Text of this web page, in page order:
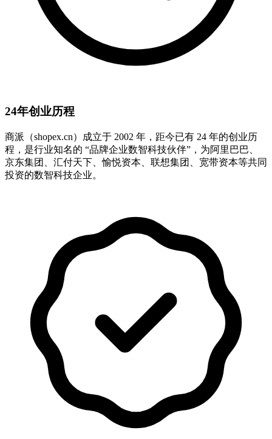
24年创业历程
商派（shopex.cn）成立于 2002 年，距今已有 24 年的创业历
程，是行业知名的 “品牌企业数智科技伙伴”，为阿里巴巴、
京东集团、汇付天下、愉悦资本、联想集团、宽带资本等共同
投资的数智科技企业。